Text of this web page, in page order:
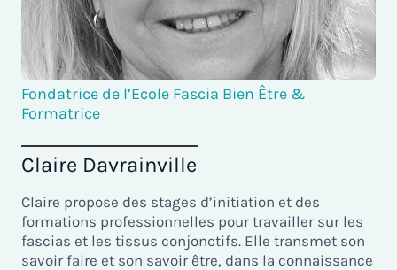
Fondatrice de l’Ecole Fascia Bien Être &
Formatrice
Claire Davrainville
Claire propose des stages d’initiation et des
formations professionnelles pour travailler sur les
fascias et les tissus conjonctifs. Elle transmet son
savoir faire et son savoir être, dans la connaissance